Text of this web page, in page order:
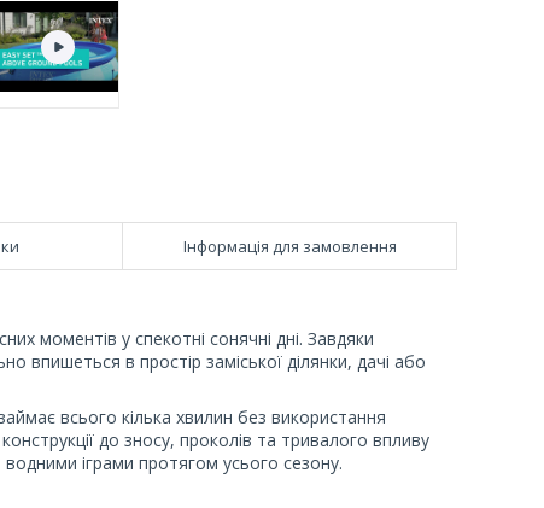
Інформація для замовлення
моментів у спекотні сонячні дні. Завдяки
в простір заміської ділянки, дачі або
всього кілька хвилин без використання
до зносу, проколів та тривалого впливу
іграми протягом усього сезону.